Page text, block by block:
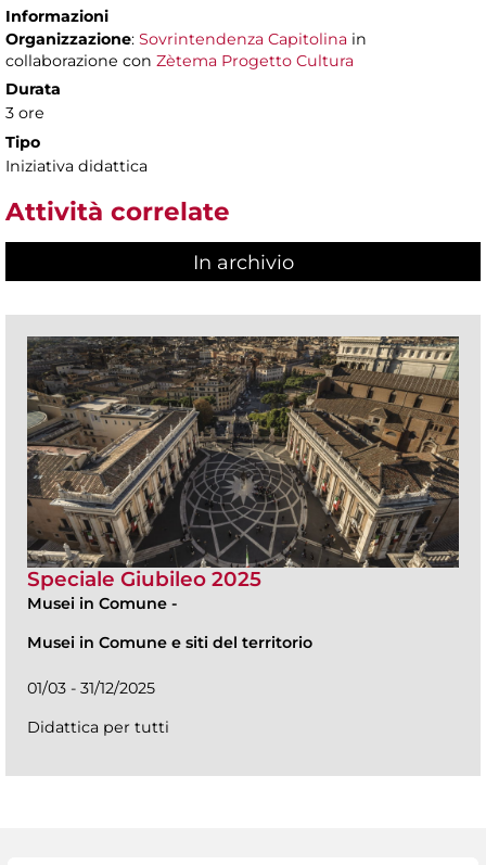
Informazioni
Organizzazione: Sovrintendenza Capitolina in
collaborazione con Zètema Progetto Cultura
Durata
3 ore
Tipo
Iniziativa didattica
Attività correlate
In archivio
Speciale Giubileo 2025
Musei in Comune -
Musei in Comune e siti del territorio
01/03 - 31/12/2025
Didattica per tutti